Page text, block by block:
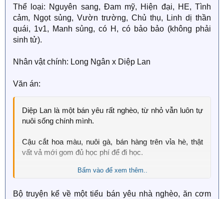
sao?"
Đạo diễn Mạc: "Cứ cho con trai vào sổ hộ khẩu trước
đã!"
Toàn bộ giới giải trí: "Hóa ra cái hot search lúc trước là
thật à?"
Thể loại: Nguyên sang, Đam mỹ, Hiện đại, HE, Tình
cảm, Ngọt sủng, Vườn trường, Chủ thụ, Linh dị thần
quái, 1v1, Manh sủng, có H, có bảo bảo (không phải
sinh tử).
Nhân vật chính: Long Ngân x Diệp Lan
Văn án:
Diệp Lan là một bán yêu rất nghèo, từ nhỏ vẫn luôn tự
nuôi sống chính mình.
Cậu cắt hoa màu, nuôi gà, bán hàng trên vỉa hè, thật
vất vả mới gom đủ học phí để đi học.
Nhưng tai bay vạ gió..
Ổ trứng gà đột nhiên ấp ra một con tiểu long.
Bấm vào để xem thêm..
Bộ truyện kể về một tiểu bán yêu nhà nghèo, ăn cơm